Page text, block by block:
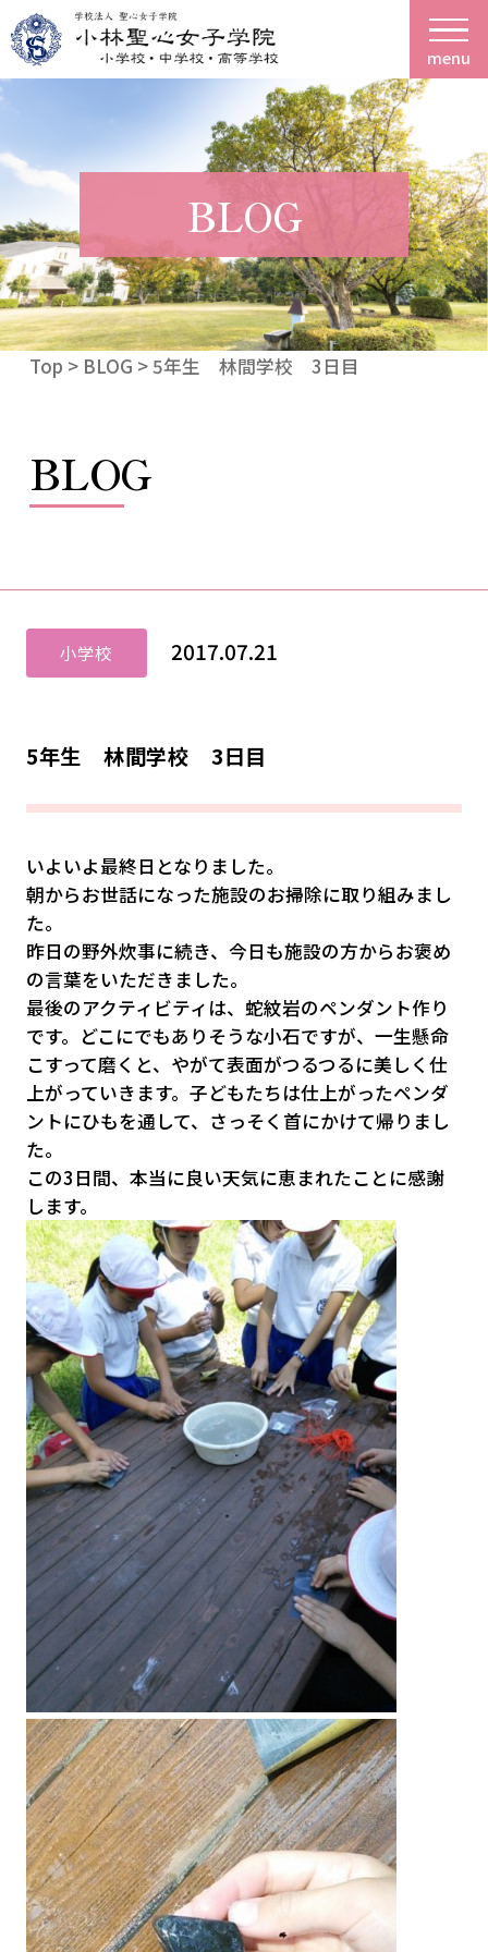
menu
BLOG
Top > BLOG > 5年生 林間学校 3日目
BLOG
小学校 2017.07.21
5年生 林間学校 3日目
いよいよ最終日となりました。
朝からお世話になった施設のお掃除に取り組みまし
た。
昨日の野外炊事に続き、今日も施設の方からお褒め
の言葉をいただきました。
最後のアクティビティは、蛇紋岩のペンダント作り
です。どこにでもありそうな小石ですが、一生懸命
こすって磨くと、やがて表面がつるつるに美しく仕
上がっていきます。子どもたちは仕上がったペンダ
ントにひもを通して、さっそく首にかけて帰りまし
た。
この3日間、本当に良い天気に恵まれたことに感謝
します。